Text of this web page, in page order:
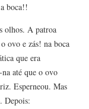
boca!!
olhos. A patroa
ovo e zás! na boca
que era
até que o ovo
Esperneou. Mas
Depois: